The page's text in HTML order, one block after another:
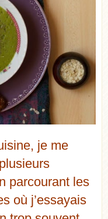
je me
parcourant les
où j’essayais